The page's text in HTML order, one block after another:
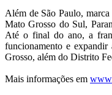
Além de São Paulo,
Mato Grosso do Sul,
Até o final do ano, a
funcionamento e
Grosso, além do Distrito
Mais informações em